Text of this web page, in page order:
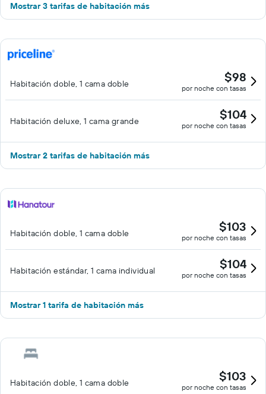
Mostrar 3 tarifas de habitación más
Habitación doble, 1 cama doble $98
por noche con tasas
Habitación deluxe, 1 cama grande $104
por noche con tasas
Mostrar 2 tarifas de habitación más
Habitación doble, 1 cama doble $103
por noche con tasas
Habitación estándar, 1 cama individual $104
por noche con tasas
Mostrar 1 tarifa de habitación más
Habitación doble, 1 cama doble $103
por noche con tasas